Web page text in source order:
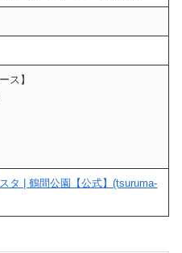
ス】
タ | 鶴間公園【公式】(tsuruma-